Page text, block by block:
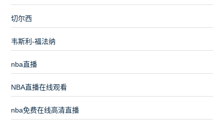
切尔西
韦斯利-福法纳
nba直播
NBA直播在线观看
nba免费在线高清直播